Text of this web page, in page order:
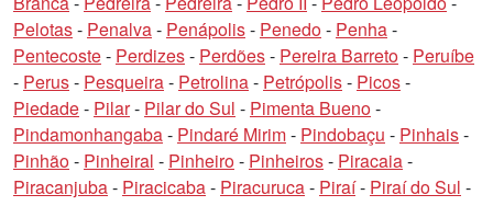
Pelotas- Penalva- Penápolis- Penedo- Penha-
Pentecoste- Perdizes- Perdões- Pereira Barreto- Peruíbe
- Perus- Pesqueira- Petrolina- Petrópolis- Picos-
Piedade- Pilar- Pilar do Sul - Pimenta Bueno-
Pindamonhangaba- Pindaré Mirim- Pindobaçu - Pinhais-
Pinhão- Pinheiral - Pinheiro- Pinheiros- Piracaia-
Piracanjuba- Piracicaba- Piracuruca- Piraí- Piraí do Sul -